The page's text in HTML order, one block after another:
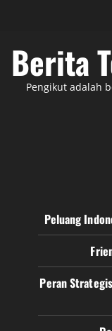
Berita
Pengikut adalah
Peluang
Peran